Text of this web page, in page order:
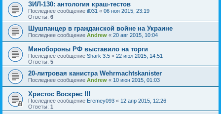
ЗИЛ-130: антология краш-тестов
Последнее сообщение il031 « 06 ноя 2015, 23:19
Ответы: 6
Шушпанцер в гражданской войне на Украине
Последнее сообщение Andrew « 20 авг 2015, 10:04
Минобороны РФ выставило на торги
Последнее сообщение Shark 3.5 « 22 июл 2015, 14:51
Ответы: 5
20-литровая канистра Wehrmachtskanister
Последнее сообщение Andrew « 10 июн 2015, 01:03
Христос Воскрес !!!
Последнее сообщение Eremey093 « 12 апр 2015, 12:26
Ответы: 1